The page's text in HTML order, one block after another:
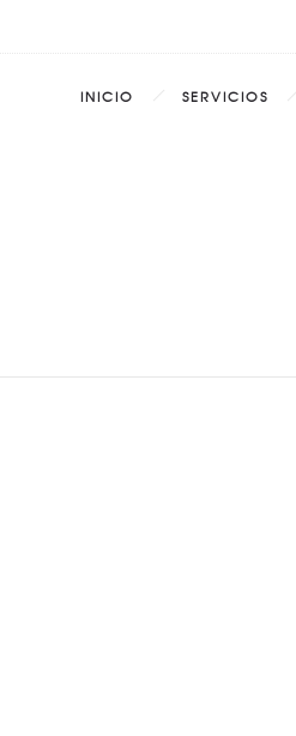
INICIO SERVICIOS